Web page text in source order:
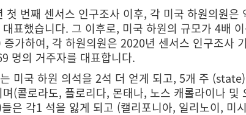
첫 번째 센서스 인구조사 이후, 각 미국 하원의원은
표했습니다. 그 이후로, 미국 하원의 규모가 4배
가하여, 각 하원의원은 2020년 센서스 인구조사
명의 거주자를 대표합니다.
미국 하원 의석을 2석 더 얻게 되고, 5개 주
(콜로라도, 플로리다, 몬태나, 노스 캐롤라이나 및
은 각1 석을 잃게 되고 (캘리포니아, 일리노이, 미